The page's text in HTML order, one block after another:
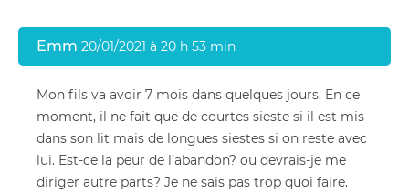
Emm 20/01/2021 à 20 h 53 min
Mon fils va avoir 7 mois dans quelques jours. En ce
moment, il ne fait que de courtes sieste si il est mis
dans son lit mais de longues siestes si on reste avec
lui. Est-ce la peur de l’abandon? ou devrais-je me
diriger autre parts? Je ne sais pas trop quoi faire.